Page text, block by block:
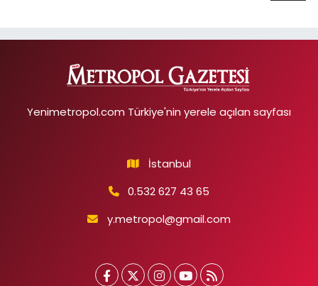
Yenimetropol.com Türkiye'nin yerele açılan sayfası
İstanbul
0.532 627 43 65
y.metropol@gmail.com